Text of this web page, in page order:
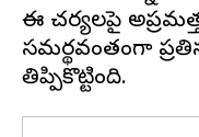
ఈ చర్యలపై
సమర్థవంతంగా